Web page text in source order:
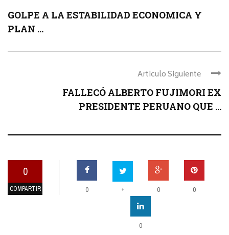
GOLPE A LA ESTABILIDAD ECONOMICA Y
PLAN ...
Articulo Siguiente
FALLECÓ ALBERTO FUJIMORI EX
PRESIDENTE PERUANO QUE ...
0
COMPARTIR 0 + 0 0
0